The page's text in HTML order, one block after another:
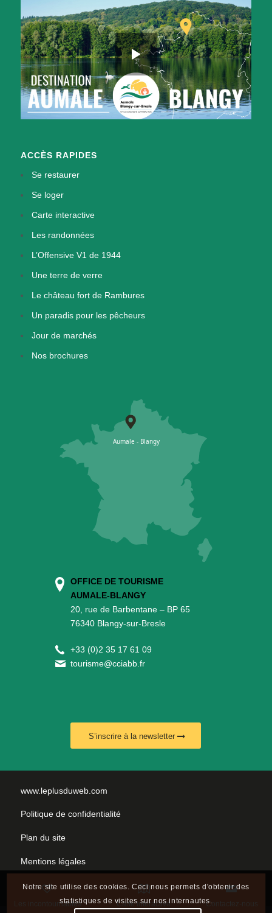
Les incontournables Carte interactive Contactez-nous
ACCÈS RAPIDES
Se restaurer
Se loger
Carte interactive
Les randonnées
L’Offensive V1 de 1944
Une terre de verre
Le château fort de Rambures
Un paradis pour les pêcheurs
Jour de marchés
Nos brochures
OFFICE DE TOURISME
AUMALE-BLANGY
20, rue de Barbentane – BP 65
76340 Blangy-sur-Bresle
+33 (0)2 35 17 61 09
tourisme@cciabb.fr
S’inscrire à la newsletter
www.leplusduweb.com
Politique de confidentialité
Plan du site
Mentions légales
Nous contacter
Notre site utilise des cookies. Ceci nous permets d'obtenir des
statistiques de visites sur nos internautes.